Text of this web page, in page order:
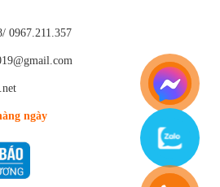
0967.211.357
ngày